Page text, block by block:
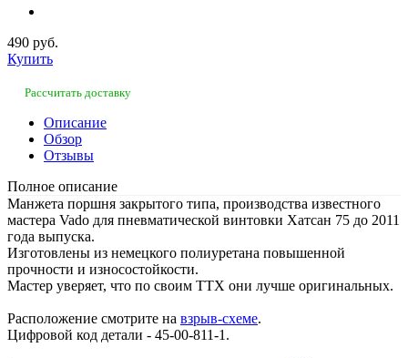
490 руб.
Купить
Рассчитать доставку
Описание
Обзор
Отзывы
Полное описание
Манжета поршня закрытого типа, производства известного
мастера Vado для пневматической винтовки Хатсан 75 до 2011
года выпуска.
Изготовлены из немецкого полиуретана повышенной
прочности и износостойкости.
Мастер уверяет, что по своим ТТХ они лучше оригинальных.
Расположение смотрите на взрыв-схеме.
Цифровой код детали - 45-00-811-1.